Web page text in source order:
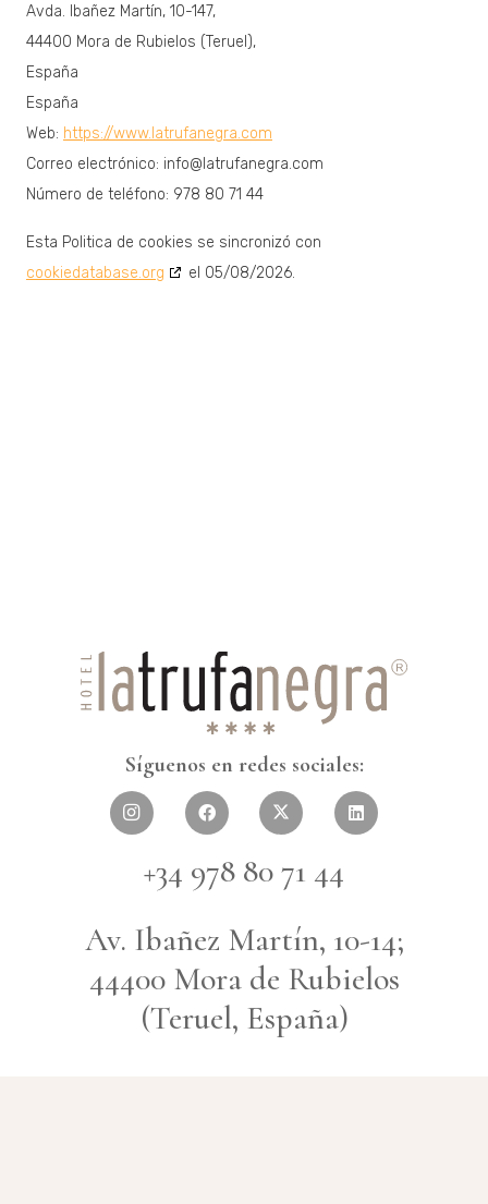
Avda. Ibañez Martín, 10-147,
44400 Mora de Rubielos (Teruel),
España
España
Web: https://www.latrufanegra.com
Correo electrónico: info@ latrufanegra.com
Número de teléfono: 978 80 71 44
Esta Politica de cookies se sincronizó con
cookiedatabase.org
el 05/08/2026.
Síguenos en redes sociales:
+34 978 80 71 44
Av. Ibañez Martín, 10-14;
44400 Mora de Rubielos
(Teruel, España)